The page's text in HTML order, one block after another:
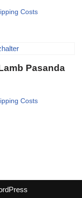
Costs
Pasanda
Costs